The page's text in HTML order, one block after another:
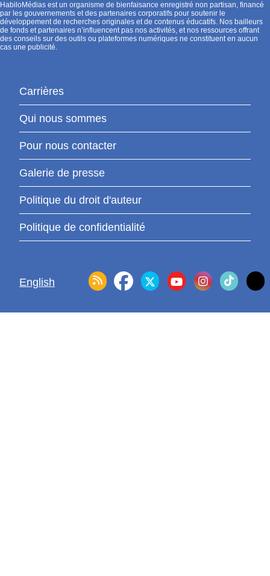
HabiloMédias est un organisme de bienfaisance enregistré non partisan, financé
par les gouvernements et des partenaires corporatifs pour soutenir le
développement de recherches originales et de contenus éducatifs. Nos bailleurs
de fonds et partenaires n’influencent pas nos activités, et nos ressources offrant
des conseils sur des outils ou plateformes numériques ne constituent en aucun
cas une publicité.
Carrières
Qui nous sommes
Pour nous contacter
Galerie de presse
Politique du droit d'auteur
Politique de confidentialité
English